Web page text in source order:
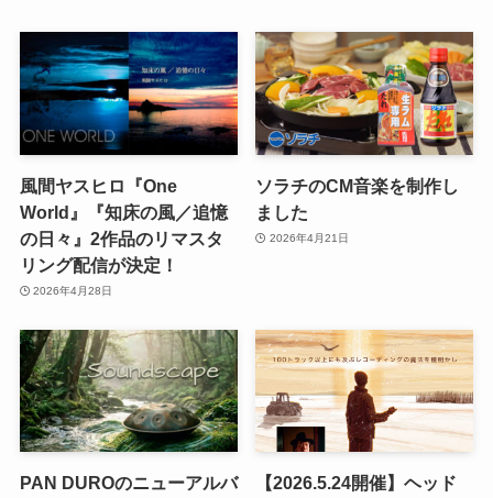
風間ヤスヒロ『One
World』『知床の風／追憶
の日々』2作品のリマスタ
リング配信が決定！
2026年4月28日
ソラチのCM音楽を制作し
ました
2026年4月21日
PAN DUROのニューアルバ
【2026.5.24開催】ヘッド